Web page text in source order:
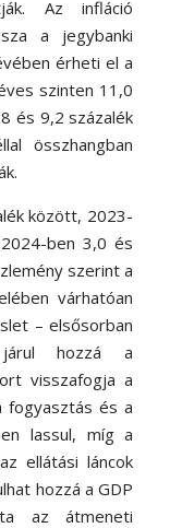
Az infláció
a jegybanki
érheti el a
szinten 11,0
és 9,2 százalék
összhangban
között, 2023-
ben 3,0 és
szerint a
várhatóan
– elsősorban
hozzá a
visszafogja a
fogyasztás és a
lassul, míg a
ellátási láncok
hozzá a GDP
az átmeneti